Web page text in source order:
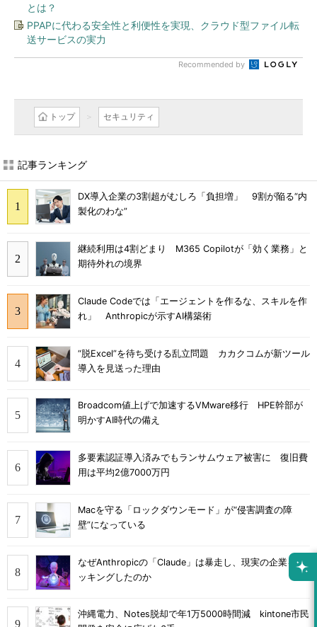
とは？
PPAPに代わる安全性と利便性を実現、クラウド型ファイル転
送サービスの実力
Recommended by
トップ セキュリティ
記事ランキング
DX導入企業の3割超がむしろ「負担増」 9割が陥る“内
製化のわな”
継続利用は4割どまり M365 Copilotが「効く業務」と
期待外れの境界
Claude Codeでは「エージェントを作るな、スキルを作
れ」 Anthropicが示すAI構築術
“脱Excel”を待ち受ける乱立問題 カカクコムが新ツール
導入を見送った理由
Broadcom値上げで加速するVMware移行 HPE幹部が
明かすAI時代の備え
多要素認証導入済みでもランサムウェア被害に 復旧費
用は平均2億7000万円
Macを守る「ロックダウンモード」が“侵害調査の障
壁”になっている
なぜAnthropicの「Claude」は暴走し、現実の企業をハ
ッキングしたのか
沖縄電力、Notes脱却で年1万5000時間減 kintone市民